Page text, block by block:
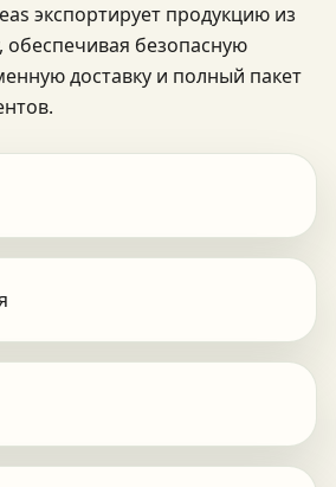
экспортирует продукцию из
безопасную
доставку и полный пакет